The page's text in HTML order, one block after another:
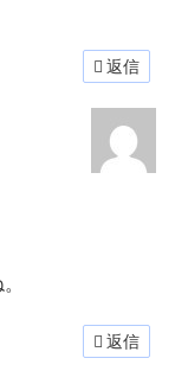
返信
返信